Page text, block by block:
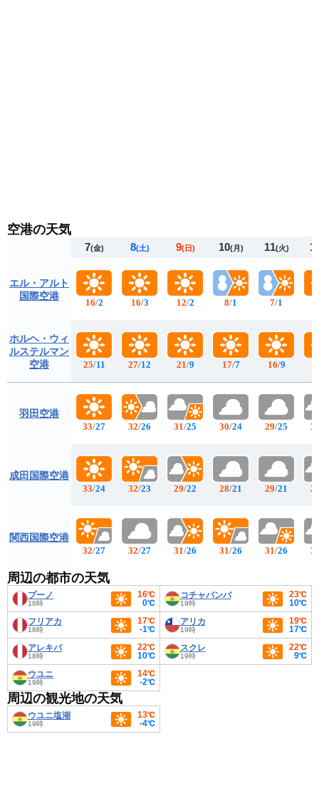
空港の天気
エル・アルト
国際空港
ホルヘ・ウィ
ルステルマン
空港
羽田空港
成田国際空港
関西国際空港
7(金)
16/2
25/11
33/27
33/24
32/27
8(土)
16/3
27/12
32/26
32/23
32/27
9(日)
12/2
21/9
31/25
29/22
31/26
10(月)
8/1
17/7
30/24
28/21
31/26
11(火)
7/1
16/9
29/25
29/21
31/26
周辺の都市の天気
プーノ
18時
16℃
0℃
コチャバンバ
19時
23℃
10℃
フリアカ
18時
17℃
-1℃
アリカ
19時
19℃
17℃
アレキパ
18時
22℃
10℃
スクレ
19時
22℃
9℃
ウユニ
19時
14℃
-2℃
周辺の観光地の天気
ウユニ塩湖
19時
13℃
-4℃